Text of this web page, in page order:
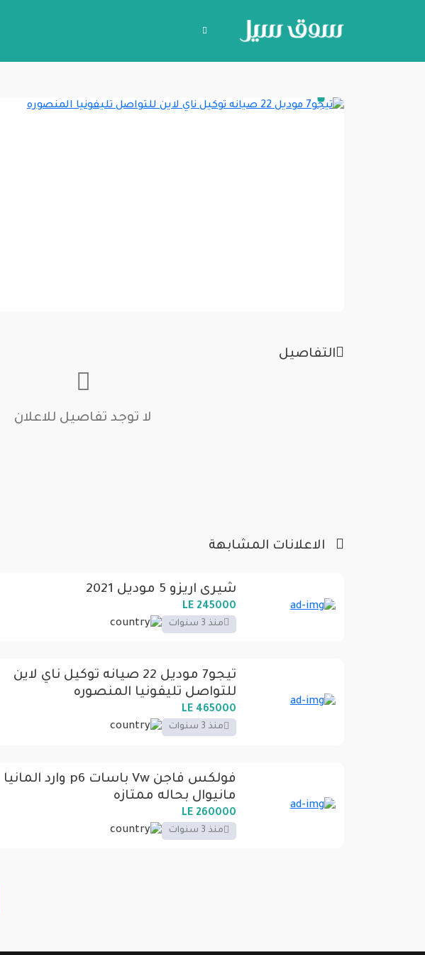
التفاصيل
لا توجد تفاصيل للاعلان
الاعلانات المشابهة
شيرى اريزو 5 موديل 2021
245000 LE
منذ 3 سنوات
تيجو7 موديل 22 صيانه توكيل ناي لاين
للتواصل تليفونيا المنصوره
465000 LE
منذ 3 سنوات
مانيوال بحاله ممتازه
260000 LE
منذ 3 سنوات